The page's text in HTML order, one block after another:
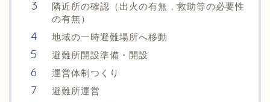
隣近所の確認（出火の有無，救助等の必要性
の有無）
地域の一時避難場所へ移動
避難所開設準備・開設
運営体制つくり
避難所運営